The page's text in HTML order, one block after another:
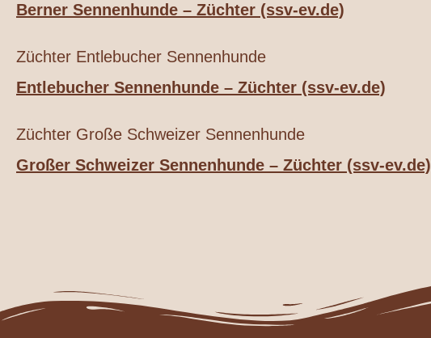
Berner Sennenhunde – Züchter (ssv-ev.de)
Züchter Entlebucher Sennenhunde
Entlebucher Sennenhunde – Züchter (ssv-ev.de)
Züchter Große Schweizer Sennenhunde
Großer Schweizer Sennenhunde – Züchter (ssv-ev.de)